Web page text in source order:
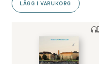
LÄGG I VARUKORG